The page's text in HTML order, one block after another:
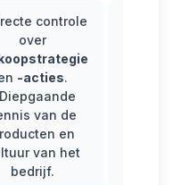
controle
over
-acties.
van de
en
van het
bedrijf.